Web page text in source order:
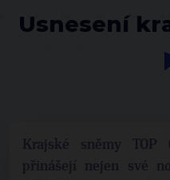
Usnesení
Krajské sněmy TOP
přinášejí nejen své